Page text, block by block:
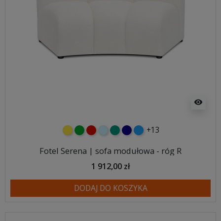
visibility
żółtyzielonyczerwony
błękitnyturkusowy
granatowy
niebieski
+13
Fotel Serena | sofa modułowa - róg R
1 912,00 zł
DODAJ DO KOSZYKA